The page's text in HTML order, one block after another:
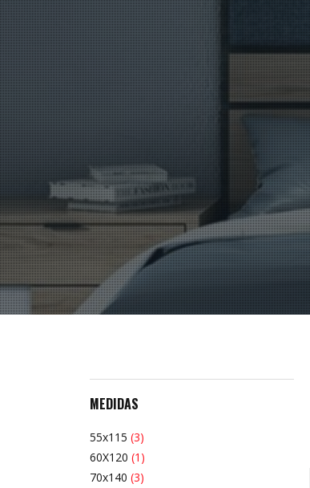
MEDIDAS
55x115 (3)
60X120 (1)
70x140 (3)